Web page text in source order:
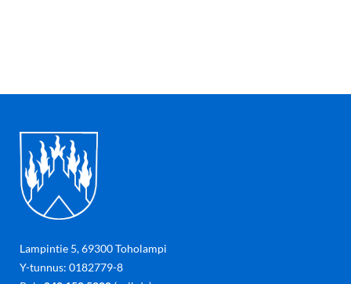
Lampintie 5, 69300 Toholampi
Y-tunnus: 0182779-8